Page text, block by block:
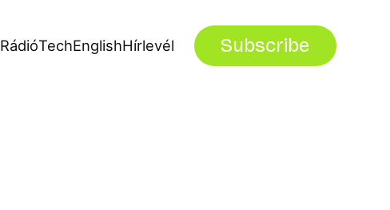
RádióTechEnglishHírlevél Subscribe